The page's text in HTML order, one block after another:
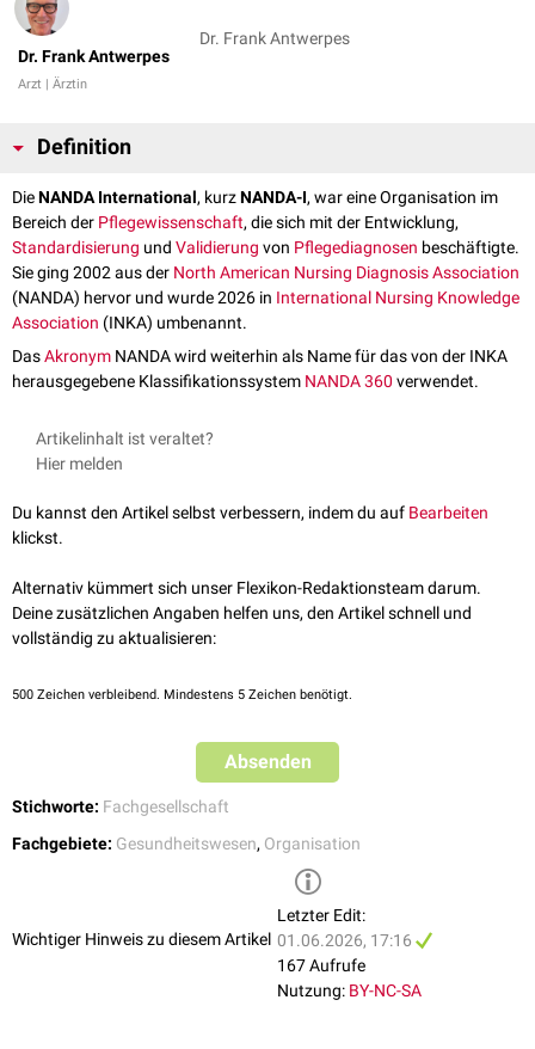
Dr. Frank Antwerpes
Arzt | Ärztin
Dr. Frank Antwerpes
Definition
DieNANDA International, kurzNANDA-I, war eine Organisation im
Bereich der Pflegewissenschaft, die sich mit der Entwicklung,
Standardisierung und Validierung von Pflegediagnosen beschäftigte.
Sie ging 2002 aus der North American Nursing Diagnosis Association
(NANDA) hervor und wurde 2026 in International Nursing Knowledge
Association (INKA) umbenannt.
DasAkronym NANDA wird weiterhin als Name für das von der INKA
herausgegebene Klassifikationssystem NANDA 360 verwendet.
Artikelinhalt ist veraltet?
Hier melden
Du kannst den Artikel selbst verbessern, indem du auf Bearbeiten
klickst.
Alternativ kümmert sich unser Flexikon-Redaktionsteam darum.
Deine zusätzlichen Angaben helfen uns, den Artikel schnell und
vollständig zu aktualisieren:
500 Zeichen verbleibend. Mindestens 5 Zeichen benötigt.
Absenden
Stichworte: Fachgesellschaft
Fachgebiete: Gesundheitswesen, Organisation
Wichtiger Hinweis zu diesem Artikel
Letzter Edit:
01.06.2026, 17:16
167 Aufrufe
Nutzung: BY-NC-SA